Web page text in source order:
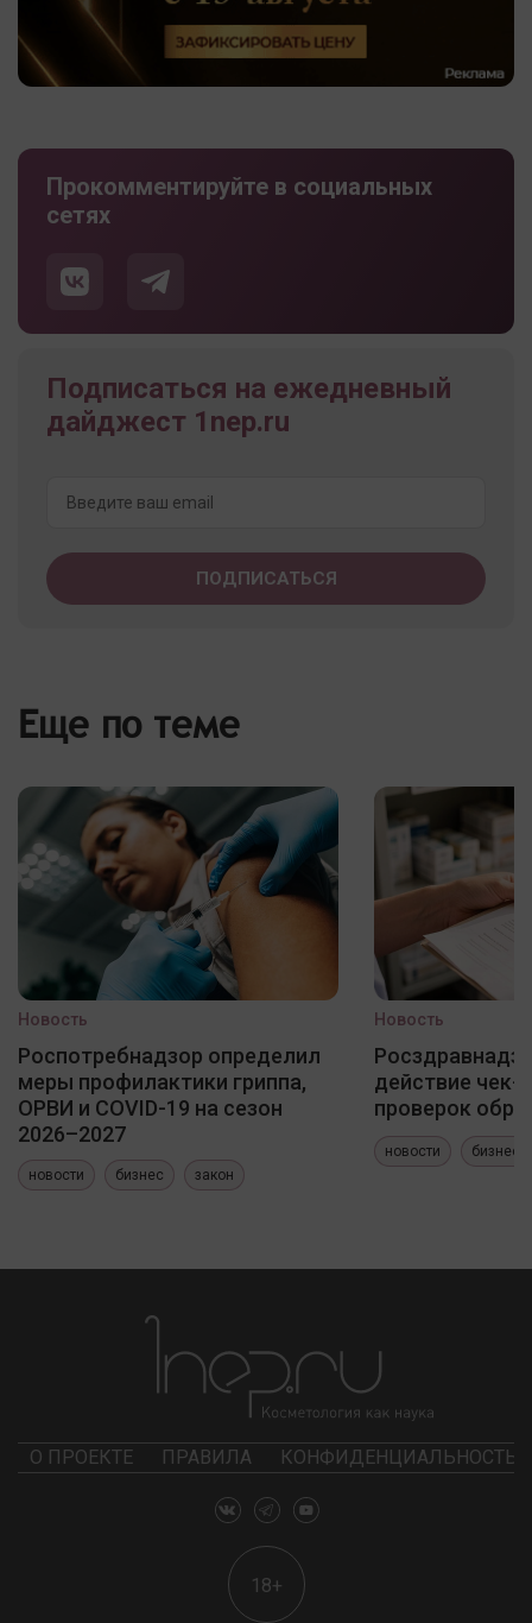
Прокомментируйте в социальных
сетях
Подписаться на ежедневный
дайджест 1nep.ru
Еще по теме
Новость
Роспотребнадзор определил
меры профилактики гриппа,
ОРВИ и COVID-19 на сезон
2026–2027
новости бизнес закон
Новость
действие чек-
проверок
новости бизнес
О ПРОЕКТЕ ПРАВИЛА КОНФИДЕНЦИАЛЬНОСТЬ
18+